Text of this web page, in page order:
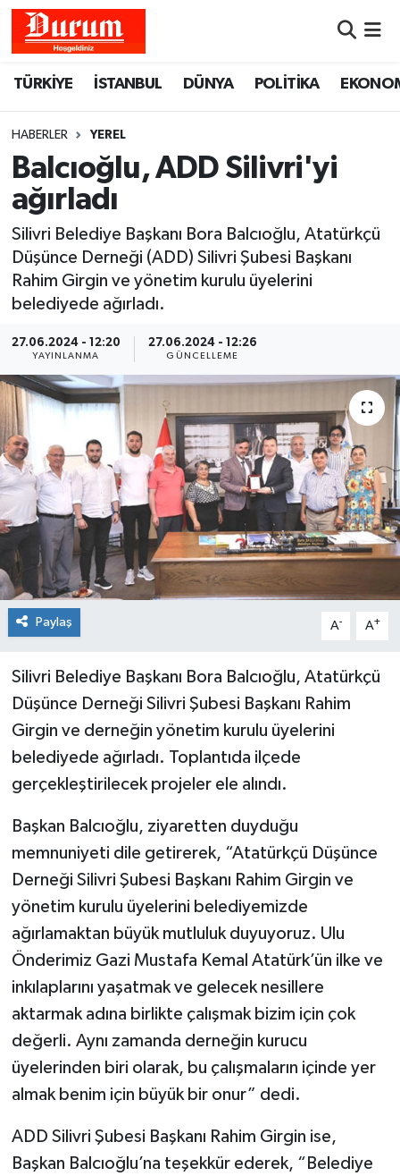
TÜRKİYE İSTANBUL DÜNYA POLİTİKA
HABERLER YEREL
Balcıoğlu, ADD Silivri'yi
ağırladı
Silivri Belediye Başkanı Bora Balcıoğlu, Atatürkçü
Düşünce Derneği (ADD) Silivri Şubesi Başkanı
Rahim Girgin ve yönetim kurulu üyelerini
belediyede ağırladı.
27.06.2024 - 12:20
YAYINLANMA
27.06.2024 - 12:26
GÜNCELLEME
Paylaş A- A+
Silivri Belediye Başkanı Bora Balcıoğlu, Atatürkçü
Düşünce Derneği Silivri Şubesi Başkanı Rahim
Girgin ve derneğin yönetim kurulu üyelerini
belediyede ağırladı. Toplantıda ilçede
gerçekleştirilecek projeler ele alındı.
Başkan Balcıoğlu, ziyaretten duyduğu
memnuniyeti dile getirerek, “Atatürkçü Düşünce
Derneği Silivri Şubesi Başkanı Rahim Girgin ve
yönetim kurulu üyelerini belediyemizde
ağırlamaktan büyük mutluluk duyuyoruz. Ulu
Önderimiz Gazi Mustafa Kemal Atatürk’ün ilke ve
inkılaplarını yaşatmak ve gelecek nesillere
aktarmak adına birlikte çalışmak bizim için çok
değerli. Aynı zamanda derneğin kurucu
üyelerinden biri olarak, bu çalışmaların içinde yer
almak benim için büyük bir onur” dedi.
ADD Silivri Şubesi Başkanı Rahim Girgin ise,
Başkan Balcıoğlu’na teşekkür ederek, “Belediye
Hava Durumu
Namaz Vakitleri
Trafik Durumu
Süper Lig Puan Durumu ve Fikstür
Tüm Manşetler
Son Dakika Haberleri
Haber Arşivi